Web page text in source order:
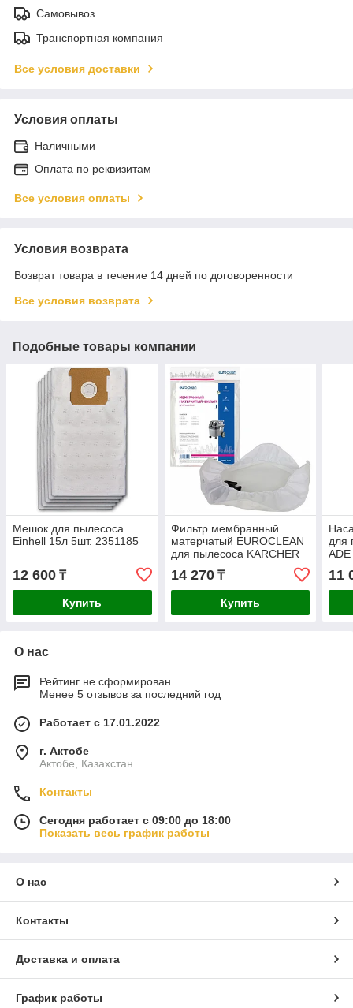
Самовывоз
Транспортная компания
Все условия доставки
Условия оплаты
Наличными
Оплата по реквизитам
Все условия оплаты
Условия возврата
Возврат товара в течение 14 дней по договоренности
Все условия возврата
Подобные товары компании
Мешок для пылесоса
Einhell 15л 5шт. 2351185
12 600 ₸
Купить
Фильтр мембранный
матерчатый EUROCLEAN
для пылесоса KARCHER
1шт. MBF-230
14 270₸
Купить
для
11
О нас
Рейтинг не сформирован
Менее 5 отзывов за последний год
Работает с 17.01.2022
г. Актобе
Актобе, Казахстан
Контакты
Сегодня работает с 09:00 до 18:00
Показать весь график работы
О нас
Контакты
Доставка и оплата
График работы